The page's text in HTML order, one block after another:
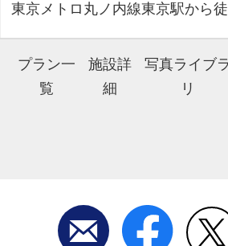
東京メトロ丸ノ内線東京駅から徒
プラン一
覧
施設詳
細
写真ライブラ
リ